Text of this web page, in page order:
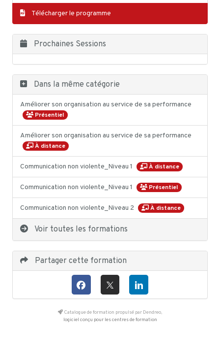
Télécharger le programme
Prochaines Sessions
Dans la même catégorie
Améliorer son organisation au service de sa performance
Présentiel
Améliorer son organisation au service de sa performance
À distance
Communication non violente_Niveau 1 À distance
Communication non violente_Niveau 1 Présentiel
Communication non violente_Niveau 2 À distance
Voir toutes les formations
Partager cette formation
Catalogue de formation propulsé par Dendreo,
logiciel conçu pour les centres de formation